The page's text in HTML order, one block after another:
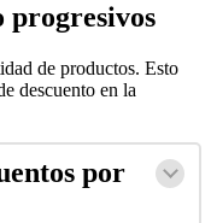
progresivos
de productos. Esto
descuento en la
por